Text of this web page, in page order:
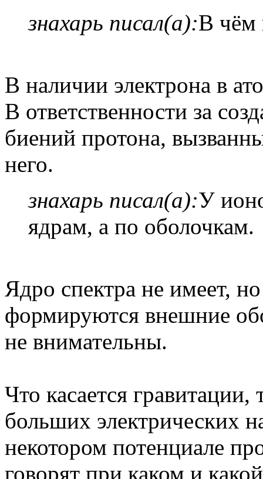
знахарь писал(а):В чём
В наличии электрона в
В ответственности за
биений протона,
него.
знахарь писал(а):У
ядрам, а по оболочкам.
Ядро спектра не имеет,
формируются внешние
не внимательны.
Что касается гравитации,
больших электрических
некотором потенциале
говорят при каком и